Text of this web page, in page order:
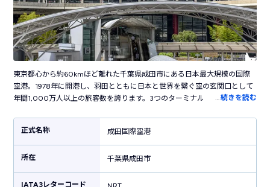
東京都心から約60kmほど離れた千葉県成田市にある日本最大規模の国際
空港。1978年に開港し、羽田とともに日本と世界を繋ぐ空の玄関口として
年間1,000万人以上の旅客数を誇ります。3つのターミナルを持ち、第3タ
斎の日本画や現代アート、ステンドグラスなどさまざまなアート作品が展
示された、国際空港らしい洗練された雰囲気。お土産売り場では東京・千
葉だけでなく全国各地のお土産・グルメが揃います。空港敷地内にはカプ
セルホテルやシャワールームも併設しており高い快適性が魅力。都心を結
ぶ電車がターミナルに直結しているので都内へのアクセス・関東の観光に
便利です。
続きを読む
正式名称 成田国際空港
所在 千葉県成田市
IATA3レターコード